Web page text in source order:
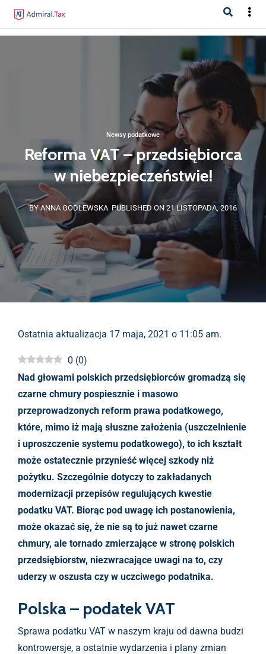
Newsy podatkowe
Reforma VAT – przedsiębiorca
w niebezpieczeństwie!
BY ANNA GODLEWSKA PUBLISHED ON 21 LISTOPADA, 2016
Ostatnia aktualizacja 17 maja, 2021 o 11:05 am.
0 (0)
Nad głowami polskich przedsiębiorców gromadzą się
czarne chmury pospiesznie i masowo
przeprowadzonych reform prawa podatkowego,
które, mimo iż mają słuszne założenia (uszczelnienie
i uproszczenie systemu podatkowego), to ich kształt
może ostatecznie przynieść więcej szkody niż
pożytku. Szczególnie dotyczy to zakładanych
modernizacji przepisów regulujących kwestie
podatku VAT. Biorąc pod uwagę ich postanowienia,
może okazać się, że nie są to już nawet czarne
chmury, ale tornado zmierzające w stronę polskich
przedsiębiorstw, niezwracające uwagi na to, czy
uderzy w oszusta czy w uczciwego podatnika.
Polska – podatek VAT
Sprawa podatku VAT w naszym kraju od dawna budzi
kontrowersje, a ostatnie wydarzenia i plany zmian